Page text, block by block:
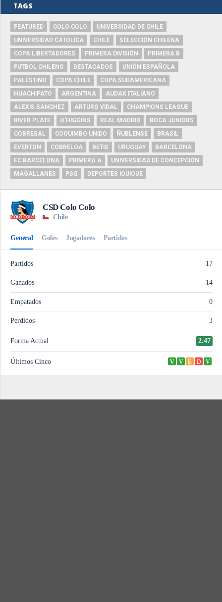
TAGS
FEATURED COLO COLO
UNIVERSIDAD DE CHILE
UNIVERSIDAD CATÓLICA
CHILE
SELECCIÓN CHILENA
COPA LIBERTADORES
PRIMERA DIVISIÓN
PRIMERA B
FUTBOL CHILENO
DESTACADOS
UNIÓN ESPAÑOLA
PALESTINO
COPA CHILE
COPA SUDAMERICANA
HUACHIPATO
ARGENTINA
AUDAX ITALIANO
ALEXIS SÁNCHEZ
ARTURO VIDAL
CHAMPIONS LEAGUE
RIVER PLATE
O'HIGGINS REAL MADRID
BOCA JUNIORS
COBRESAL
COQUIMBO UNIDO ÑUBLENSE
BRASIL
EVERTON
COBRELOA BETIS URUGUAY
BARCELONA
FC BARCELONA
PRIMERA A
UNIVERSIDAD DE CONCEPCIÓN
MAGALLANES
PSG DEPORTES IQUIQUE